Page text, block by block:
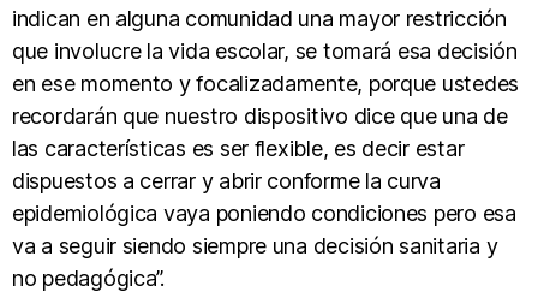
indican en alguna comunidad una mayor restricción
que involucre la vida escolar, se tomará esa decisión
en ese momento y focalizadamente, porque ustedes
recordarán que nuestro dispositivo dice que una de
las características es ser flexible, es decir estar
dispuestos a cerrar y abrir conforme la curva
epidemiológica vaya poniendo condiciones pero esa
va a seguir siendo siempre una decisión sanitaria y
no pedagógica”.